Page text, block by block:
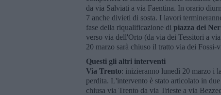
da via Salviati a via Faentina. In orario
7 anche divieti di sosta. I lavori
fase della riqualificazione di piazza dei
verso via dell'Orto (da via dei Tessitori a
20 marzo sarà chiuso il tratto via dei
Questi gli altri interventi
Via Trento: inizieranno lunedì 20 marzo i
perdita. L'intervento è stato articolato in
chiusa via Trento da via Trieste a via